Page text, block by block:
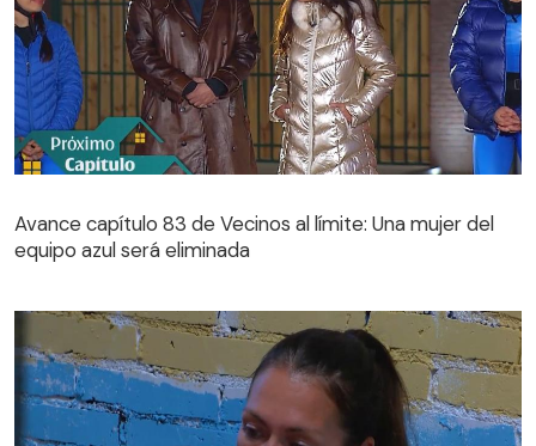
equipo azul será eliminada
Avance capítulo 83 de Vecinos al límite: Una mujer del
equipo azul será eliminada